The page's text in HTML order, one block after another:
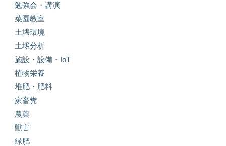
勉強会・講演
菜園教室
土壌環境
土壌分析
施設・設備・IoT
植物栄養
堆肥・肥料
家畜糞
農薬
獣害
緑肥